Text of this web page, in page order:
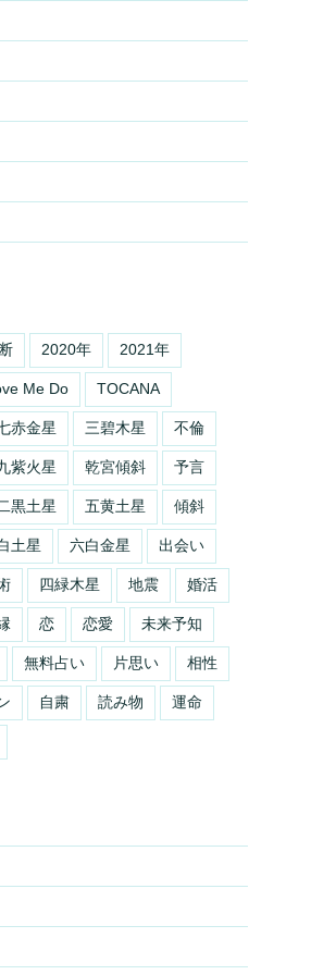
2020年 2021年
Me Do TOCANA
赤金星 三碧木星 不倫
紫火星 乾宮傾斜 予言
黒土星 五黄土星 傾斜
土星 六白金星 出会い
四緑木星 地震 婚活
恋 恋愛 未来予知
無料占い 片思い 相性
自粛 読み物 運命